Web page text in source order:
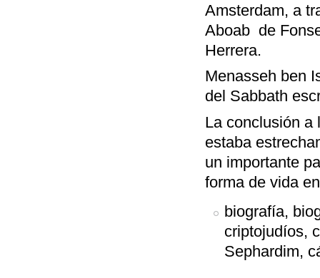
Amsterdam, a
Aboab de
Herrera.
Menasseh ben
del Sabbath
La conclusión a
estaba
un importante
forma de vida
biografía,
criptojudíos,
Sephardim,